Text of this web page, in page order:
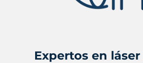
Expertos en